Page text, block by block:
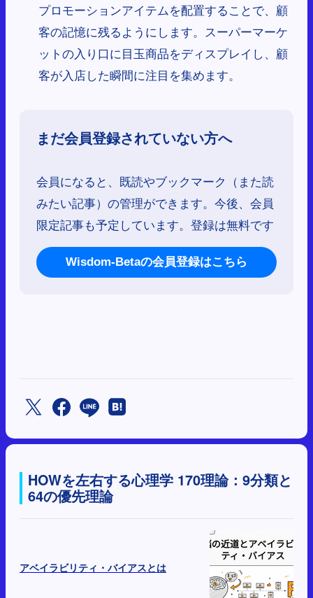
プロモーションアイテムを配置することで、顧
客の記憶に残るようにします。スーパーマーケ
ットの入り口に目玉商品をディスプレイし、顧
客が入店した瞬間に注目を集めます。
まだ会員登録されていない方へ
会員になると、既読やブックマーク（また読
みたい記事）の管理ができます。今後、会員
限定記事も予定しています。登録は無料です
Wisdom-Betaの会員登録はこちら
HOWを左右する心理学 170理論：9分類と
64の優先理論
アベイラビリティ・バイアスとは